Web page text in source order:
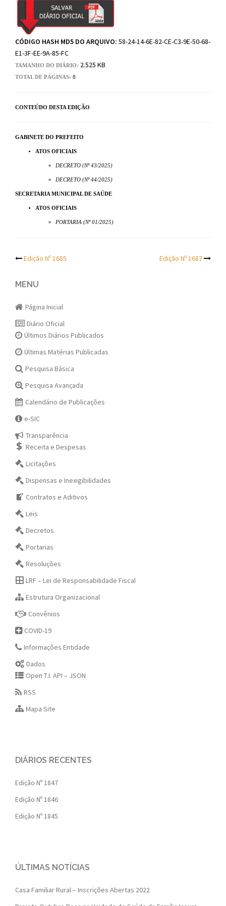
CÓDIGO HASH MD5 DO ARQUIVO: 58-24-14-6E-82-CE-C3-9E-50-68-
E1-3F-EE-9A-85-FC
TAMANHO DO DIÁRIO: 2.525 KB
TOTAL DE PÁGINAS: 8
CONTEÚDO DESTA EDIÇÃO
GABINETE DO PREFEITO
ATOS OFICIAIS
DECRETO (Nº 43/2025)
DECRETO (Nº 44/2025)
SECRETARIA MUNICIPAL DE SAÚDE
ATOS OFICIAIS
PORTARIA (Nº 01/2025)
Post
navigation
Edição Nº 1685 Edição Nº 1687
MENU
Página Inicial
Diário Oficial
Últimos Diários Publicados
Últimas Matérias Publicadas
Pesquisa Básica
Pesquisa Avançada
Calendário de Publicações
e-SIC
Transparência
Receita e Despesas
Licitações
Dispensas e Inexigibilidades
Contratos e Aditivos
Leis
Decretos
Portarias
Resoluções
LRF – Lei de Responsabilidade Fiscal
Estrutura Organizacional
Convênios
COVID-19
Informações Entidade
Dados
Open T.I. API – JSON
RSS
Mapa Site
DIÁRIOS RECENTES
Edição Nº 1847
Edição Nº 1846
Edição Nº 1845
ÚLTIMAS NOTÍCIAS
Casa Familiar Rural – Inscrições Abertas 2022